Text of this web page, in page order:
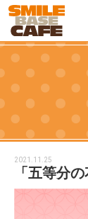
2021.11.25
「五等分